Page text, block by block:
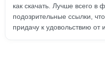
как скачать. Лучше всего в
подозрительные ссылки,
придачу к удовольствию от